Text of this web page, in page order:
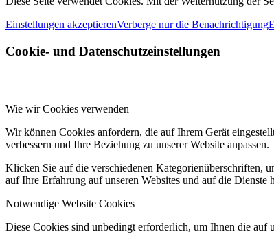
Einstellungen akzeptierenVerberge nur die Benachrichtigung
Cookie- und Datenschutzeinstellungen
Wie wir Cookies verwenden
Wir können Cookies anfordern, die auf Ihrem Gerät
verbessern und Ihre Beziehung zu unserer Website anpassen.
Klicken Sie auf die verschiedenen Kategorienüberschriften,
auf Ihre Erfahrung auf unseren Websites und auf die Dienste
Notwendige Website Cookies
Diese Cookies sind unbedingt erforderlich, um Ihnen die auf